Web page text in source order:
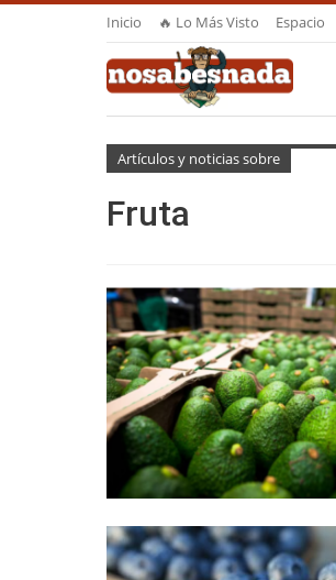
Inicio 🔥 Lo Más Visto Espacio
Artículos y noticias sobre
Fruta